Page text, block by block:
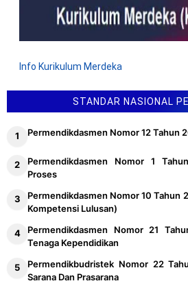
Info Kurikulum Merdeka
STANDAR NASIONAL
Permendikdasmen Nomor 12 Tahun
Permendikdasmen Nomor 1
Proses
Permendikdasmen Nomor 10 Tahun
Kompetensi Lulusan)
Permendikdasmen Nomor 21
Tenaga Kependidikan
Permendikbudristek Nomor 22
Sarana Dan Prasarana